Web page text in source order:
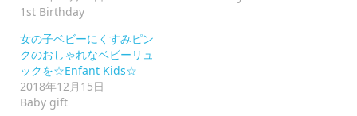
く
だ
い
(新
し
い
ウ
ィ
ン
ド
1st Birthday
女の子ベビーにくすみピン
クのおしゃれなベビーリュ
ックを☆Enfant Kids☆
2018年12月15日
Baby gift